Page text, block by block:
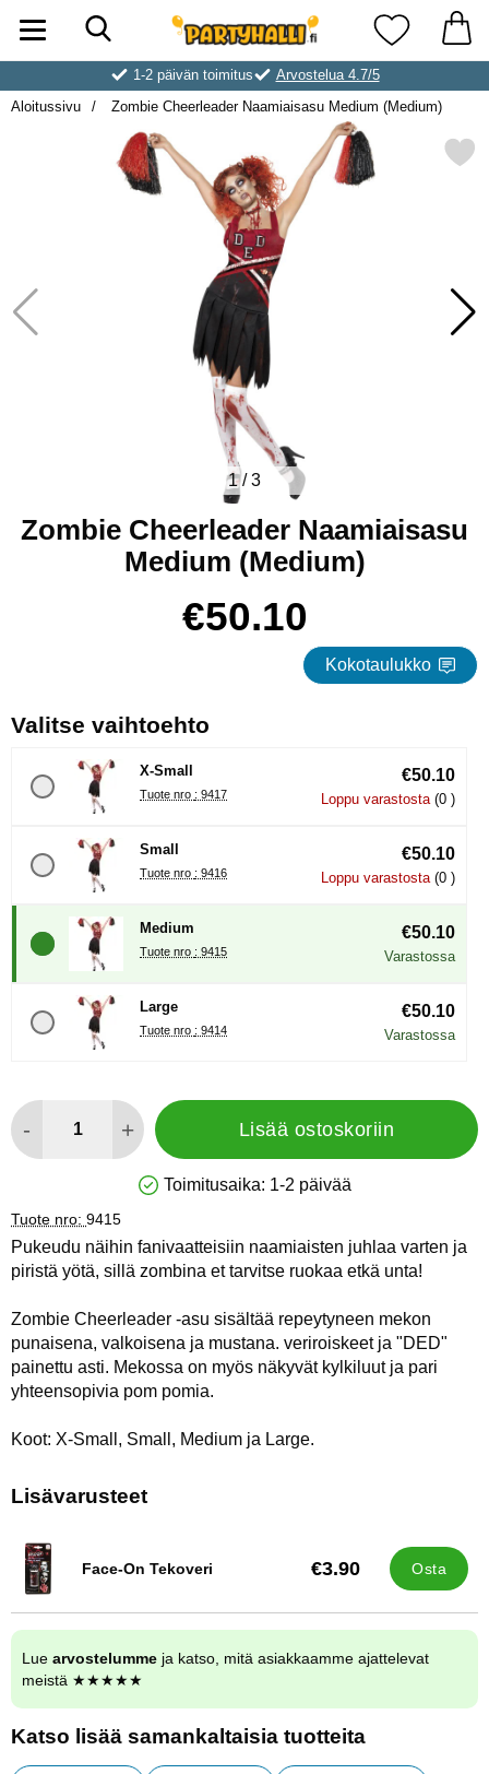
Ostoskori laajennettu Partyhallen AB
Suosikkini
1-2 päivän toimitus
Arvostelua 4.7/5
Aloitussivu
Zombie Cheerleader Naamiaisasu Medium (Medium)
Merkitse zombie Cheerleader
1/3
Zombie Cheerleader Naamiaisasu
Medium (Medium)
hinta
€50.10
Kokotaulukko
Valitse vaihtoehto
X-Small
Tuote nro : 9417
€50.10
Loppu varastosta(0 )
Small
Tuote nro : 9416
€50.10
Loppu varastosta(0 )
Medium
Tuote nro : 9415
€50.10
Varastossa
Large
Tuote nro : 9414
€50.10
Varastossa
- + Lisää ostoskoriin
Saatavuus: Varastossa
Toimitusaika: 1-2 päivää
Tuote nro: 9415
Pukeudu näihin fanivaatteisiin naamiaisten juhlaa varten ja
piristä yötä, sillä zombina et tarvitse ruokaa etkä unta!
Zombie Cheerleader -asu sisältää repeytyneen mekon
punaisena, valkoisena ja mustana. veriroiskeet ja "DED"
painettu asti. Mekossa on myös näkyvät kylkiluut ja pari
yhteensopivia pom pomia.
Koot: X-Small, Small, Medium ja Large.
Lisävarusteet
Face-On Tekoveri
Tuote.nro 1172 €3.90 Osta
Lue arvostelumme ja katso, mitä asiakkaamme ajattelevat
meistä ★★★★★
Katso lisää samankaltaisia tuotteita